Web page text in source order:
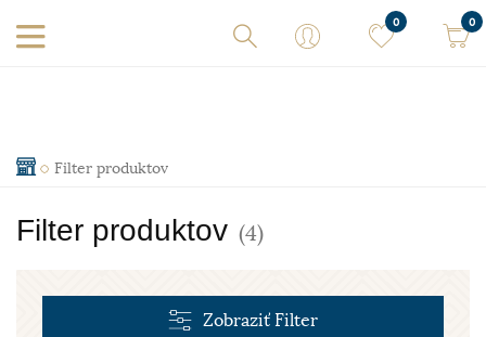
0 0
Filter produktov
Filter produktov (4)
Zobraziť Filter